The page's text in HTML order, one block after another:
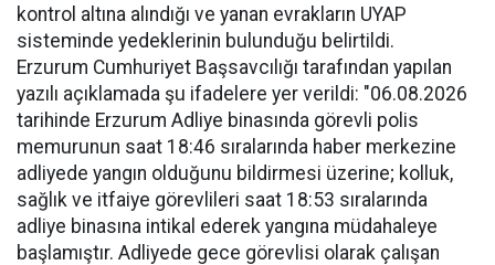
kontrol altına alındığı ve yanan evrakların UYAP
sisteminde yedeklerinin bulunduğu belirtildi.
Erzurum Cumhuriyet Başsavcılığı tarafından yapılan
yazılı açıklamada şu ifadelere yer verildi: "06.08.2026
tarihinde Erzurum Adliye binasında görevli polis
memurunun saat 18:46 sıralarında haber merkezine
adliyede yangın olduğunu bildirmesi üzerine; kolluk,
sağlık ve itfaiye görevlileri saat 18:53 sıralarında
adliye binasına intikal ederek yangına müdahaleye
başlamıştır. Adliyede gece görevlisi olarak çalışan